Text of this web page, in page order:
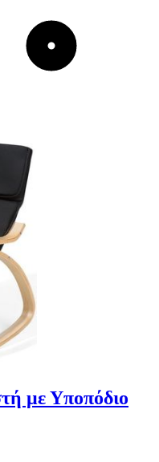
με Υποπόδιο